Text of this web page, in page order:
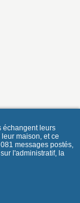
échangent leurs
maison, et ce
messages postés,
l'administratif, la